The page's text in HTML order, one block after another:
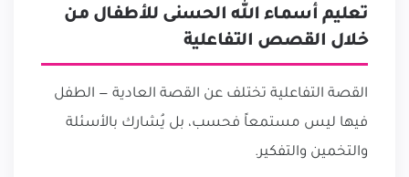
تعليم أسماء الله الحسنى للأطفال من
خلال القصص التفاعلية
القصة التفاعلية تختلف عن القصة العادية — الطفل
فيها ليس مستمعاً فحسب، بل يُشارك بالأسئلة
والتخمين والتفكير.